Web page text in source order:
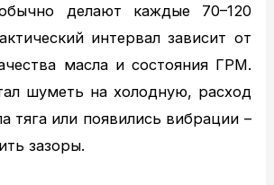
делают каждые 70–120
интервал зависит от
масла и состояния ГРМ.
шуметь на холодную, расход
тяга или появились вибрации –
зазоры.